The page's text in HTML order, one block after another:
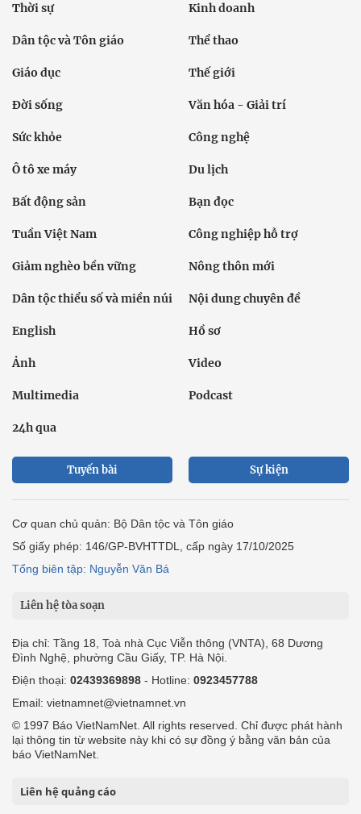
Thời sự Kinh doanh
Dân tộc và Tôn giáo Thể thao
Giáo dục Thế giới
Đời sống Văn hóa - Giải trí
Sức khỏe Công nghệ
Ô tô xe máy Du lịch
Bất động sản Bạn đọc
Tuần Việt Nam Công nghiệp hỗ trợ
Giảm nghèo bền vững Nông thôn mới
Dân tộc thiểu số và miền núi Nội dung chuyên đề
English Hồ sơ
Ảnh Video
Multimedia Podcast
24h qua
Tuyến bài Sự kiện
Cơ quan chủ quản: Bộ Dân tộc và Tôn giáo
Số giấy phép: 146/GP-BVHTTDL, cấp ngày 17/10/2025
Tổng biên tập: Nguyễn Văn Bá
Liên hệ tòa soạn
Địa chỉ: Tầng 18, Toà nhà Cục Viễn thông (VNTA), 68 Dương
Đình Nghệ, phường Cầu Giấy, TP. Hà Nội.
Điện thoại: 02439369898 - Hotline: 0923457788
Email: vietnamnet@vietnamnet.vn
© 1997 Báo VietNamNet. All rights reserved. Chỉ được phát hành
lại thông tin từ website này khi có sự đồng ý bằng văn bản của
báo VietNamNet.
Liên hệ quảng cáo